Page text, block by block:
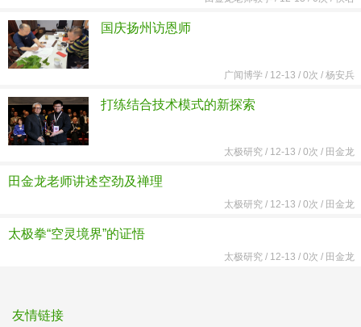
国庆扬州访恩师
广闻博学 / 12-13 / 0次 / 杨安兵
打练结合技术模式的新探索
太极研究 / 12-13 / 0次 / 田金龙
田金龙老师讲述空劲及禅理
太极研究 / 12-13 / 0次 / 田金龙
太极拳“空灵境界”的证悟
太极研究 / 12-13 / 0次 / 田金龙
友情链接